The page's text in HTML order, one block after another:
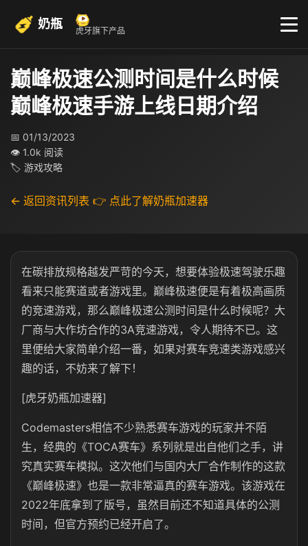
奶瓶 虎牙旗下产品
巅峰极速公测时间是什么时候
巅峰极速手游上线日期介绍
📅 01/13/2023
👁 1.0k 阅读
🏷 游戏攻略
← 返回资讯列表 👉 点此了解奶瓶加速器
在碳排放规格越发严苛的今天，想要体验极速驾驶乐趣
看来只能赛道或者游戏里。巅峰极速便是有着极高画质
的竞速游戏，那么巅峰极速公测时间是什么时候呢？大
厂商与大作坊合作的3A竞速游戏，令人期待不已。这
里便给大家简单介绍一番，如果对赛车竞速类游戏感兴
趣的话，不妨来了解下！
[虎牙奶瓶加速器]
Codemasters相信不少熟悉赛车游戏的玩家并不陌
生，经典的《TOCA赛车》系列就是出自他们之手，讲
究真实赛车模拟。这次他们与国内大厂合作制作的这款
《巅峰极速》也是一款非常逼真的赛车游戏。该游戏在
2022年底拿到了版号，虽然目前还不知道具体的公测
时间，但官方预约已经开启了。